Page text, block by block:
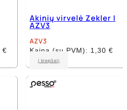
€
Akinių virvelė Zekler |
AZV3
AZV3
Kaina (su PVM): 1,30 €
Į krepšelį